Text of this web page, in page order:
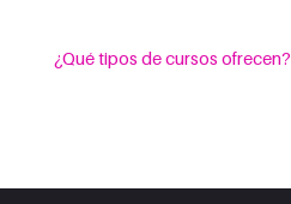
¿Qué tipos de cursos ofrecen?